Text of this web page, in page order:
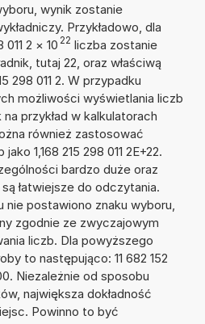
wynik zostanie
Przykładowo, dla
011 2 × 10 22 liczba zostanie
tutaj 22, oraz właściwą
298 011 2. W przypadku
możliwości wyświetlania liczb
przykład w kalkulatorach
również zastosować
1,168 215 298 011 2E+22.
bardzo duże oraz
łatwiejsze do odczytania.
postawiono znaku wyboru,
zgodnie ze zwyczajowym
liczb. Dla powyższego
to następująco: 11 682 152
Niezależnie od sposobu
największa dokładność
Powinno to być